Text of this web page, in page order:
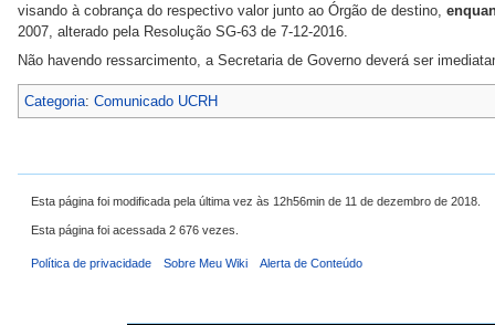
visando à cobrança do respectivo valor junto ao Órgão de destino,
2007, alterado pela Resolução SG-63 de 7-12-2016.
Não havendo ressarcimento, a Secretaria de Governo deverá ser
Categoria: Comunicado UCRH
Esta página foi modificada pela última vez às 12h56min de 11 de dezembro de 2018.
Esta página foi acessada 2 676 vezes.
Política de privacidade Sobre Meu Wiki Alerta de Conteúdo